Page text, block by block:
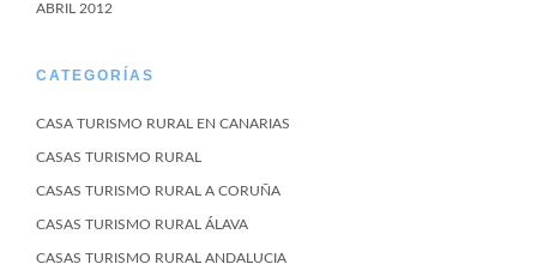
ABRIL 2012
CATEGORÍAS
CASA TURISMO RURAL EN CANARIAS
CASAS TURISMO RURAL
CASAS TURISMO RURAL A CORUÑA
CASAS TURISMO RURAL ÁLAVA
CASAS TURISMO RURAL ANDALUCIA